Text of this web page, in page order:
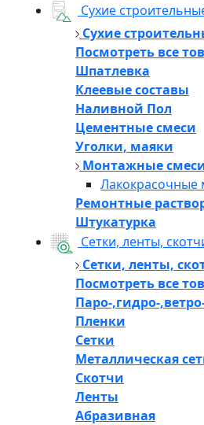
Сухие
Сухие
Посмотреть все
Шпатлевка
Клеевые составы
Наливной Пол
Цементные смеси
Уголки, маяки
Монтажные
Лакокрасочные
Ремонтные
Штукатурка
Сетки, ленты,
Сетки, ленты,
Посмотреть все
Паро-,гидро-
Пленки
Сетки
Металлическая
Скотчи
Ленты
Абразивная